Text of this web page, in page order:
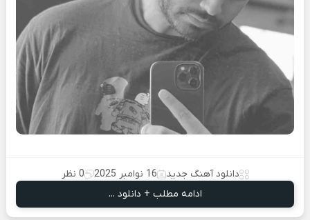
دانلود آهنگ جدید 16 نوامبر 2025
0 نظر
ادامه مطلب + دانلود ...